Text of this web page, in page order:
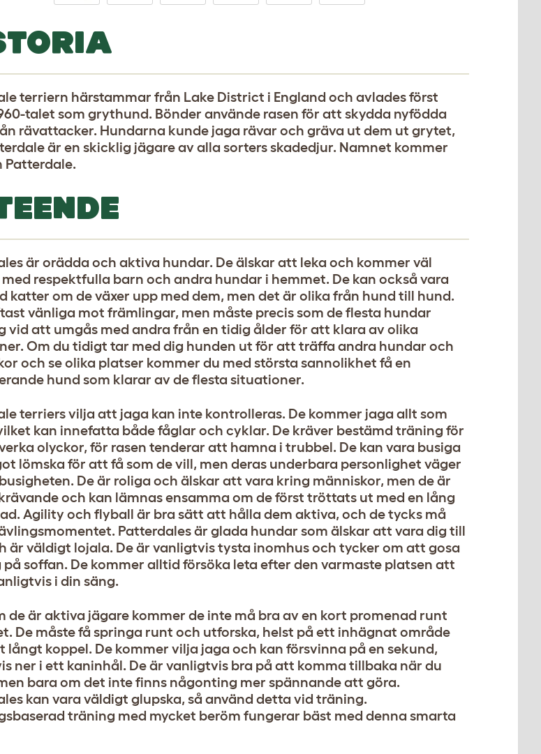
terriern härstammar från Lake District i England och avlades först
talet som grythund. Bönder använde rasen för att skydda nyfödda
rävattacker. Hundarna kunde jaga rävar och gräva ut dem ut grytet,
är en skicklig jägare av alla sorters skadedjur. Namnet kommer
Patterdale.
är orädda och aktiva hundar. De älskar att leka och kommer väl
med respektfulla barn och andra hundar i hemmet. De kan också vara
katter om de växer upp med dem, men det är olika från hund till hund.
vänliga mot främlingar, men måste precis som de flesta hundar
vid att umgås med andra från en tidig ålder för att klara av olika
Om du tidigt tar med dig hunden ut för att träffa andra hundar och
och se olika platser kommer du med största sannolikhet få en
hund som klarar av de flesta situationer.
terriers vilja att jaga kan inte kontrolleras. De kommer jaga allt som
kan innefatta både fåglar och cyklar. De kräver bestämd träning för
olyckor, för rasen tenderar att hamna i trubbel. De kan vara busiga
lömska för att få som de vill, men deras underbara personlighet väger
De är roliga och älskar att vara kring människor, men de är
och kan lämnas ensamma om de först tröttats ut med en lång
Agility och flyball är bra sätt att hålla dem aktiva, och de tycks må
Patterdales är glada hundar som älskar att vara dig till
är väldigt lojala. De är vanligtvis tysta inomhus och tycker om att gosa
på soffan. De kommer alltid försöka leta efter den varmaste platsen att
i din säng.
de är aktiva jägare kommer de inte må bra av en kort promenad runt
De måste få springa runt och utforska, helst på ett inhägnat område
långt koppel. De kommer vilja jaga och kan försvinna på en sekund,
ner i ett kaninhål. De är vanligtvis bra på att komma tillbaka när du
bara om det inte finns någonting mer spännande att göra.
kan vara väldigt glupska, så använd detta vid träning.
träning med mycket beröm fungerar bäst med denna smarta